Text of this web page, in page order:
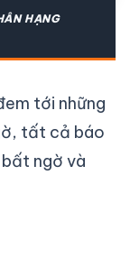
HẠNG
tới những
tất cả báo
ngờ và